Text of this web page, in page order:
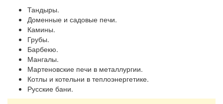
Тандыры.
Доменные и садовые печи.
Камины.
Грубы.
Барбекю.
Мангалы.
Мартеновские печи в металлургии.
Котлы и котельни в теплоэнергетике.
Русские бани.